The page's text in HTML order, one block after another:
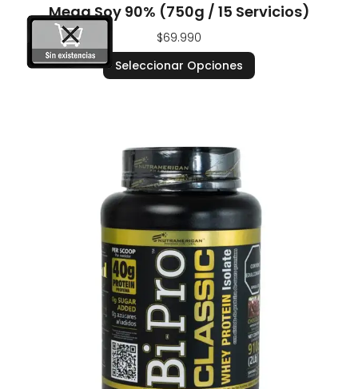
Mega Soy 90% (750g / 15 Servicios)
$69.990
Seleccionar Opciones